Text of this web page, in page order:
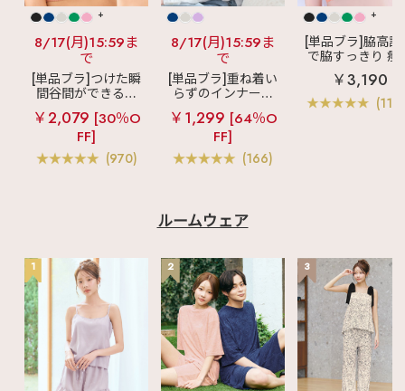
+
8/17(月)15:59ま
で
[単品ブラ]つけた瞬
間谷間ができるシ
ームレスブラ
超
盛ブラ(R) シームレ
ス 単品ブラジャー
￥2,079 [30％O
FF]
(970)
8/17(月)15:59ま
で
[単品ブラ]重ね着い
らずのインナーブ
ラ
リッチバスト
ブラトップ (ワイヤ
ー入り)
￥1,299 [64％O
FF]
(166)
+
[単品ブラ]脇高設
で脇すっきり 痩
見えブラ
カシ
クールレース脇
ブラ(R) 単品ブラ
ャー
￥3,190
ルームウェア
1 2 3